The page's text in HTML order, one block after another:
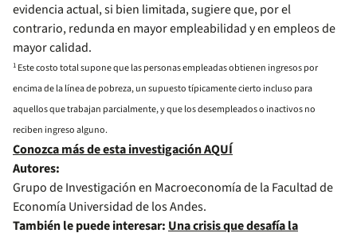
evidencia actual, si bien limitada, sugiere que, por el
contrario, redunda en mayor empleabilidad y en empleos de
mayor calidad.
1 Este costo total supone que las personas empleadas obtienen ingresos por
encima de la línea de pobreza, un supuesto típicamente cierto incluso para
aquellos que trabajan parcialmente, y que los desempleados o inactivos no
reciben ingreso alguno.
Conozca más de esta investigación AQUÍ
Autores:
Grupo de Investigación en Macroeconomía de la Facultad de
Economía Universidad de los Andes.
También le puede interesar: Una crisis que desafía la